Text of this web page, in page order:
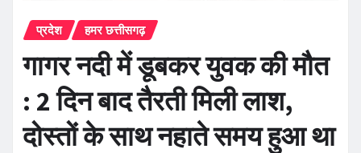
प्रदेश हमर छत्तीसगढ़
गागर नदी में डूबकर युवक की मौत
: 2 दिन बाद तैरती मिली लाश,
दोस्तों के साथ नहाते समय हुआ था